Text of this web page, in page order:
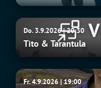
Tito
Tarantula
Do. 3.9.2026 | 20:30
Tito & Tarantula
Foy
Vance:
Fr. 4.9.2026 | 19:00